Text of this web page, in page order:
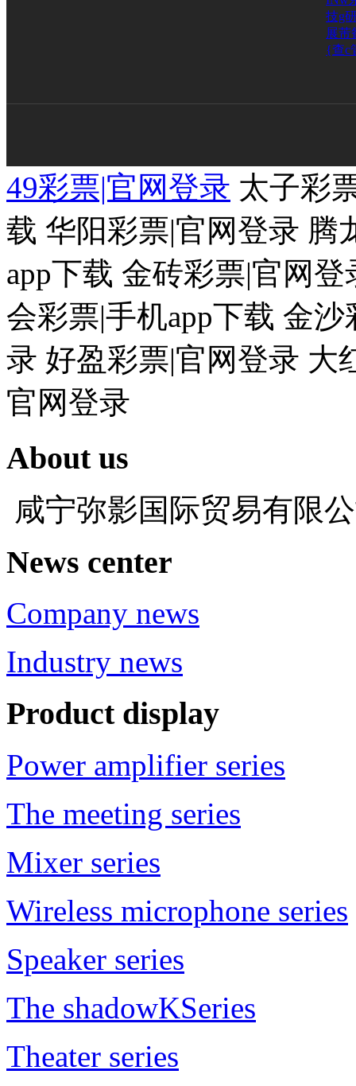
技g
展芾
{查c
49彩票|官网登录 太子彩
载 华阳彩票|官网登录 腾
app下载 金砖彩票|官网
会彩票|手机app下载 金
录 好盈彩票|官网登录 大
官网登录
About us
咸宁弥影国际贸易有限
News center
Company news
Industry news
Product display
Power amplifier series
The meeting series
Mixer series
Wireless microphone series
Speaker series
The shadowKSeries
Theater series